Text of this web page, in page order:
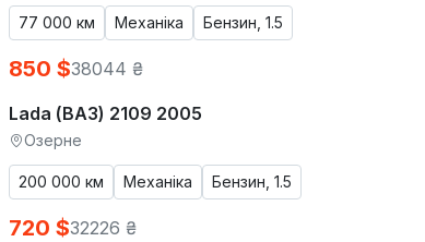
77 000 км Механіка Бензин, 1.5
850 $38044 ₴
Lada (ВАЗ) 2109 2005
Озерне
200 000 км Механіка Бензин, 1.5
720 $32226 ₴